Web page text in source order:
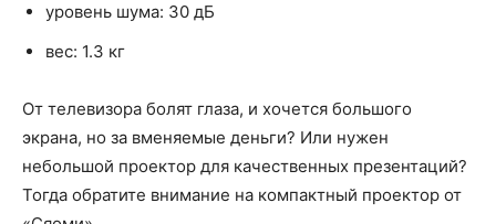
уровень шума: 30 дБ
вес: 1.3 кг
От телевизора болят глаза, и хочется большого
экрана, но за вменяемые деньги? Или нужен
небольшой проектор для качественных презентаций?
Тогда обратите внимание на компактный проектор от